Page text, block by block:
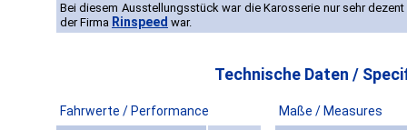
Bei diesem Ausstellungsstück war die Karosserie nur sehr
der Firma Rinspeed war.
Technische Daten /
Fahrwerte / Performance Maße / Measures